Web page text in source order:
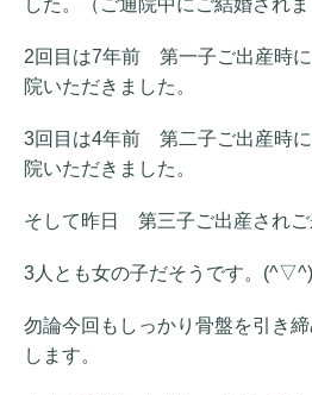
2回目は7年前 第一子ご出産時
院いただきました。
3回目は4年前 第二子ご出産時
院いただきました。
そして昨日 第三子ご出産されご
3人とも女の子だそうです。
勿論今回もしっかり骨盤を引き
します。